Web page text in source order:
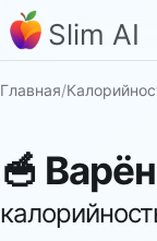
Slim AI
Главная/
🥣